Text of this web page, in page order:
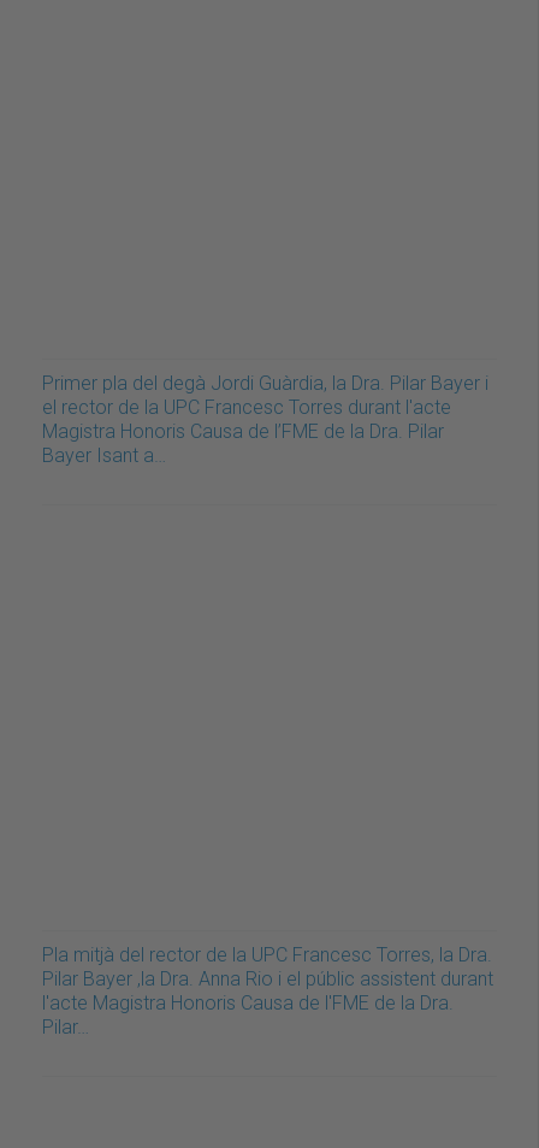
Primer pla del degà Jordi Guàrdia, la Dra. Pilar Bayer i
el rector de la UPC Francesc Torres durant l'acte
Magistra Honoris Causa de l’FME de la Dra. Pilar
Bayer Isant a…
Pla mitjà del rector de la UPC Francesc Torres, la Dra.
Pilar Bayer ,la Dra. Anna Rio i el públic assistent durant
l'acte Magistra Honoris Causa de l'FME de la Dra.
Pilar…